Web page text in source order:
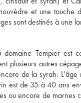
et une touche
sont destinés à une
domaine Tempier est
plusieurs autres
de la syrah. L'âge
est de 35 à 40 ans
ou encore de marnes